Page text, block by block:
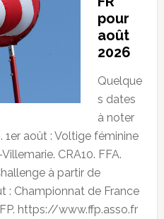
pour
août
2026
Quelque
s dates
à noter
1er août : Voltige féminine
CRA10. FFA.
à partir de
: Championnat de France
https://www.ffp.asso.fr